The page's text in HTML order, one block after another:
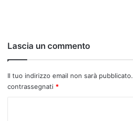
Lascia un commento
Il tuo indirizzo email non sarà pubblicato.
contrassegnati *